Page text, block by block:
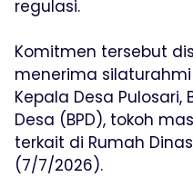
regulasi.
Komitmen tersebut
menerima
Kepala Desa
Desa (BPD), tokoh
terkait di Rumah
(7/7/2026).